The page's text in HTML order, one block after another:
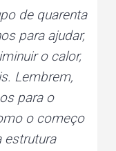
de quarenta
para ajudar,
o calor,
Lembrem,
para o
o começo
estrutura